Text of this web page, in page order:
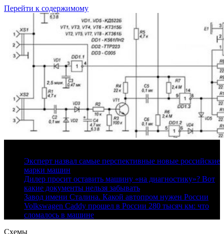
Перейти к содержимому
Эксперт назвал самые перспективные новые российские
марки машин
Дилер просит оставить машину «на диагностику»? Вот
какие документы нельзя забывать
Завод имени Сталина. Какой автопром нужен России
Volkswagen Caddy прошел в России 280 тысяч км: что
сломалось в машине
Схемы